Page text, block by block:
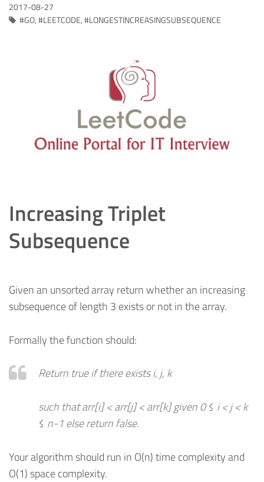
2017-08-27
GO, LEETCODE, LONGESTINCREASINGSUBSEQUENCE
Increasing Triplet
Subsequence
Given an unsorted array return whether an increasing
subsequence of length 3 exists or not in the array.
Formally the function should:
Return true if there exists i, j, k
such that arr[i] < arr[j] < arr[k] given 0 ≤ i < j < k
≤ n-1 else return false.
Your algorithm should run in O(n) time complexity and
O(1) space complexity.